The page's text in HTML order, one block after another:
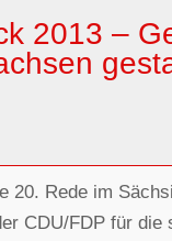
2013 –
Rede im
CDU/FDP für die